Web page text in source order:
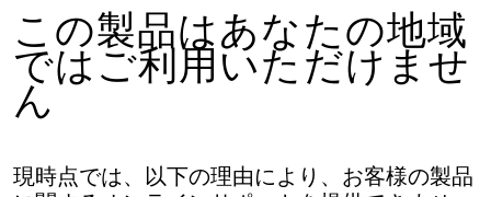
この製品はあなたの地域
ではご利用いただけませ
ん
現時点では、以下の理由により、お客様の製品